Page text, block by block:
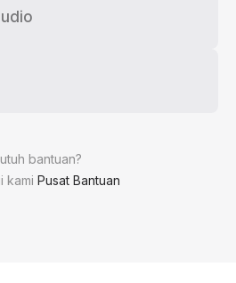
bantuan?
kami Pusat Bantuan